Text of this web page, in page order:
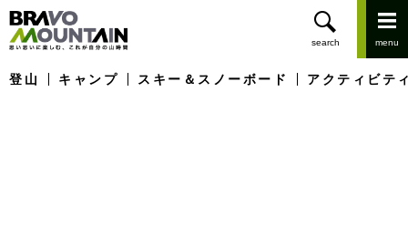
登山 キャンプ スキー＆スノーボード アクティビテ